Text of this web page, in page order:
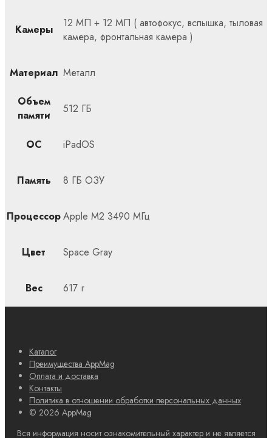
Камеры
12 МП + 12 МП ( автофокус, вспышка, тыловая
камера, фронтальная камера )
Материал Металл
Объем
памяти
512 ГБ
ОС iPadOS
Память 8 ГБ ОЗУ
ПроцессорApple M2 3490 МГц
Цвет Space Gray
Вес 617 г
Каталог
Преимущества AppMag
Оплата и доставка
Контакты
Политика в отношении обработки персональных данных
© 2026 AppMag
Вся информация носит ознакомительный характер и не является